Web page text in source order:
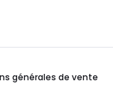
générales de vente